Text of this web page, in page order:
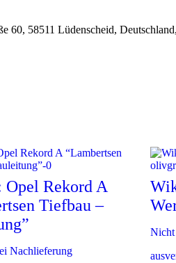
60, 58511 Lüdenscheid, Deutschland,
Rekord A
Tiefbau –
Nachlieferung